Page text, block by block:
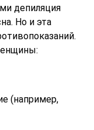
депиляция
Но и эта
(например,